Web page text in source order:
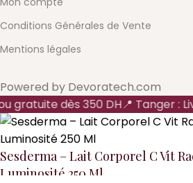
Conditions Générales de Vente
Mentions légales
Powered by Devoratech.com
gratuite dès 350 DH📍 Tanger :
Sesderma – Lait Corporel C Vit
Luminosité 250 Ml